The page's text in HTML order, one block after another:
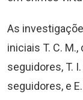
As
iniciais T. C.
seguidores, T.
seguidores, e